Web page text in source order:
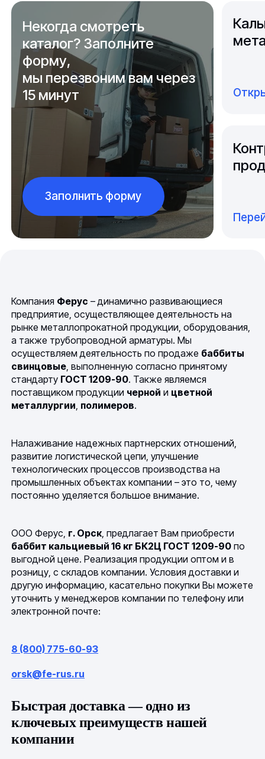
Некогда смотреть
каталог? Заполните
форму,
мы перезвоним вам через
15 минут
Заполнить форму
Компания Ферус – динамично развивающиеся
предприятие, осуществляющее деятельность на
рынке металлопрокатной продукции, оборудования,
а также трубопроводной арматуры. Мы
осуществляем деятельность по продаже баббиты
свинцовые, выполненную согласно принятому
стандарту ГОСТ 1209-90. Также являемся
поставщиком продукции черной и цветной
металлургии, полимеров.
Налаживание надежных партнерских отношений,
развитие логистической цепи, улучшение
технологических процессов производства на
промышленных объектах компании – это то, чему
постоянно уделяется большое внимание.
ООО Ферус, г. Орск, предлагает Вам приобрести
баббит кальциевый 16 кг БК2Ц ГОСТ 1209-90 по
выгодной цене. Реализация продукции оптом и в
розницу, с складов компании. Условия доставки и
другую информацию, касательно покупки Вы можете
уточнить у менеджеров компании по телефону или
электронной почте:
8 (800) 775-60-93
orsk@fe-rus.ru
Быстрая доставка — одно из
ключевых преимуществ нашей
компании